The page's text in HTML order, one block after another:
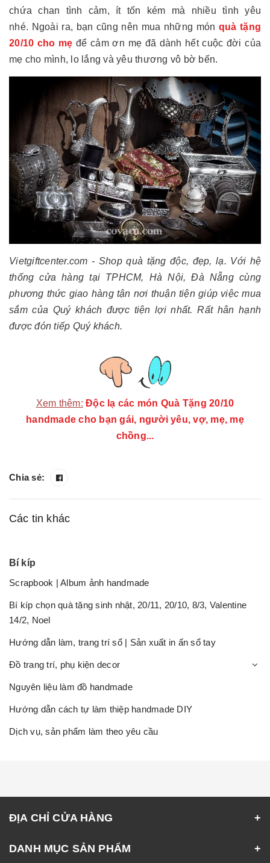
chứa chan tình cảm, ít tốn kém mà nhiều tình yêu
nhé. Ngoài ra, bạn cũng nên mua những món quà tặng
20/10 cho mẹ để cảm ơn mẹ đã dành hết cuộc đời của
mẹ cho mình, lo lắng và yêu thương vô bờ bến.
Vietgiftcenter.com - Shop quà tặng độc, đẹp, lạ. Với hệ
thống cửa hàng tại TPHCM, Hà Nội, Đà Nẵng cùng
phương thức giao hàng tận nơi thuận tiện giúp việc mua
sắm của Quý khách được tiện lợi nhất. Rất hân hạnh
được đón tiếp Quý khách.
Xem thêm: Độc lạ các món Quà Tặng 20/10
handmade cho bạn gái, người yêu, vợ, mẹ, mẹ
chồng...
Chia sẻ:
Các tin khác
Bí kíp
Scrapbook | Album ảnh handmade
Bí kíp chọn quà tặng sinh nhật, 20/11, 20/10, 8/3, Valentine
14/2, Noel
Hướng dẫn làm, trang trí sổ | Sản xuất in ấn sổ tay
Đồ trang trí, phụ kiện decor
Nguyên liệu làm đồ handmade
Hướng dẫn cách tự làm thiệp handmade DIY
Dịch vụ, sản phẩm làm theo yêu cầu
ĐỊA CHỈ CỬA HÀNG
DANH MỤC SẢN PHẨM